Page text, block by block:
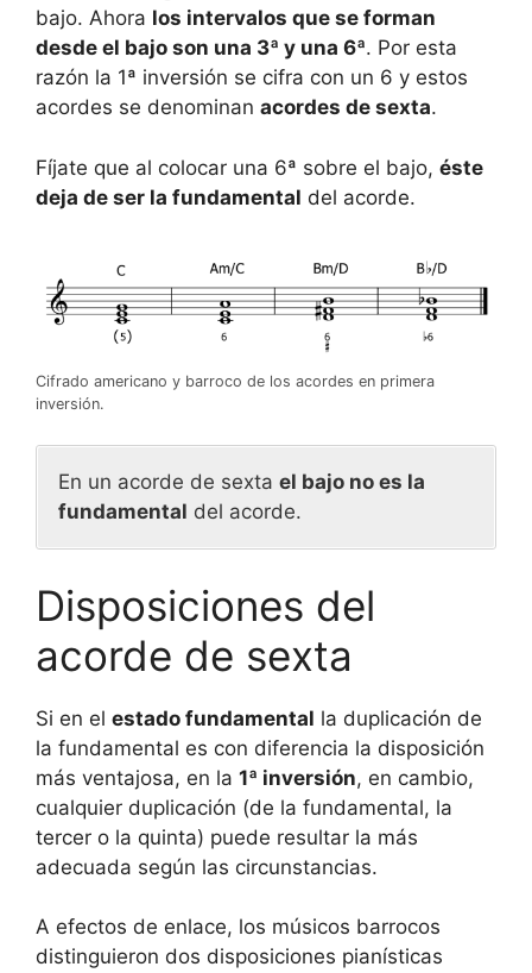
bajo. Ahora los intervalos que se forman
desde el bajo son una 3ª y una 6ª. Por esta
razón la 1ª inversión se cifra con un 6 y estos
acordes se denominan acordes de sexta.
Fíjate que al colocar una 6ª sobre el bajo, éste
deja de ser la fundamental del acorde.
Cifrado americano y barroco de los acordes en primera
inversión.
En un acorde de sexta el bajo no es la
fundamental del acorde.
Disposiciones del
acorde de sexta
Si en el estado fundamental la duplicación de
la fundamental es con diferencia la disposición
más ventajosa, en la 1ª inversión, en cambio,
cualquier duplicación (de la fundamental, la
tercer o la quinta) puede resultar la más
adecuada según las circunstancias.
A efectos de enlace, los músicos barrocos
distinguieron dos disposiciones pianísticas